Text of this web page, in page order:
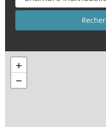
+
−